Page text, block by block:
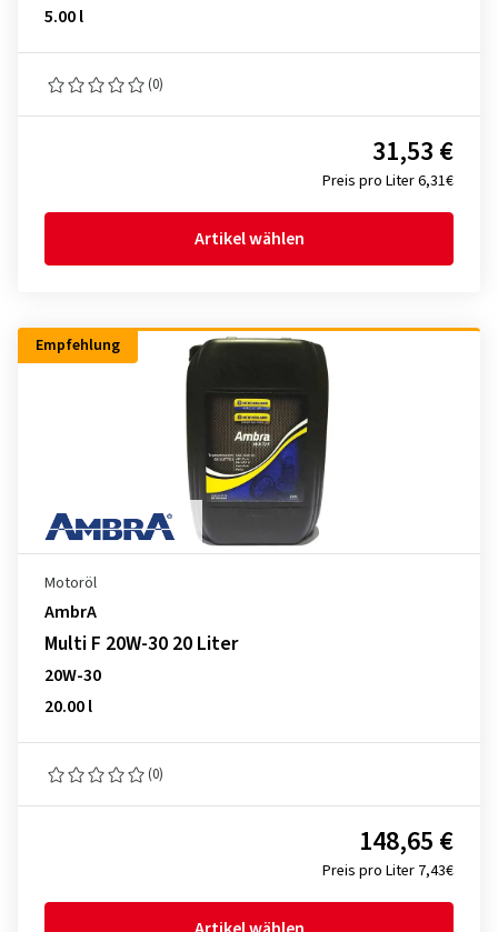
5.00 l
(0)
Preis pro Liter 6,31€
31,53 €
Artikel wählen
Empfehlung
Motoröl
AmbrA
Multi F 20W-30 20 Liter
20W-30
20.00 l
(0)
Preis pro Liter 7,43€
148,65 €